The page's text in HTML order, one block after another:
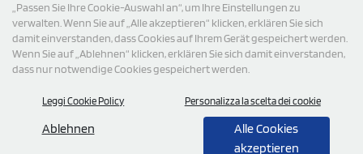
„Passen Sie Ihre Cookie-Auswahl an“, um Ihre Einstellungen zu
verwalten. Wenn Sie auf „Alle akzeptieren“ klicken, erklären Sie sich
damit einverstanden, dass Cookies auf Ihrem Gerät gespeichert werden.
Wenn Sie auf „Ablehnen“ klicken, erklären Sie sich damit einverstanden,
dass nur notwendige Cookies gespeichert werden.
Leggi Cookie Policy Personalizza la scelta dei cookie
Ablehnen
Alle Cookies
akzeptieren
© 2026 StampaSi s.r.l. ALLE RECHTE SIND VORBEHALTEN -
Steuernummer DE356463144